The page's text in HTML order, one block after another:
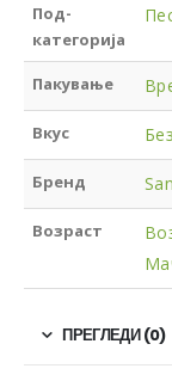
Под-
категорија
Пакување
Вкус
Бренд
Возраст
ПРЕГЛЕДИ (0)